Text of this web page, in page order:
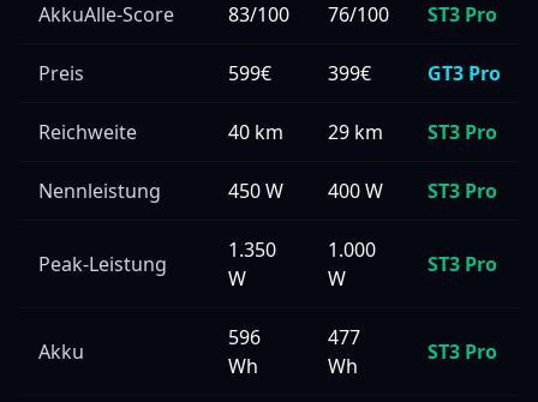
AkkuAlle-Score 83/100 76/100 ST3 Pro
Preis 599€ 399€ GT3 Pro
Reichweite 40 km 29 km ST3 Pro
Nennleistung 450 W 400 W ST3 Pro
Peak-Leistung
1.350
W
1.000
W
ST3 Pro
Akku
596
Wh
477
Wh
ST3 Pro